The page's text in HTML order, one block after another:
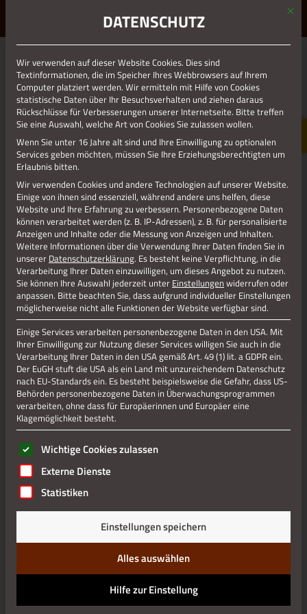
ERLEBE STOLBERG.ERLEBE DICH.
01.01.1970
DAHMEN_NEU
Jetzt teilen
Jetzt teilen
Impressum
Mit
DATENSCHUTZ
Wir verwenden auf dieser Website Cookies. Dies sind
Textinformationen, die im Speicher Ihres Webbrowsers auf Ihrem
Computer platziert werden. Wir ermitteln mit Hilfe von Cookies
statistische Daten über Ihr Besuchsverhalten und ziehen daraus
Rückschlüsse für Verbesserungen unserer Internetseite. Bitte treffen
Sie eine Auswahl, welche Art von Cookies Sie zulassen wollen.
Wenn Sie unter 16 Jahre alt sind und Ihre Einwilligung zu optionalen
Services geben möchten, müssen Sie Ihre Erziehungsberechtigten um
Erlaubnis bitten.
Wir verwenden Cookies und andere Technologien auf unserer Website.
Einige von ihnen sind essenziell, während andere uns helfen, diese
Website und Ihre Erfahrung zu verbessern. Personenbezogene Daten
können verarbeitet werden (z. B. IP-Adressen), z. B. für personalisierte
Anzeigen und Inhalte oder die Messung von Anzeigen und Inhalten.
Weitere Informationen über die Verwendung Ihrer Daten finden Sie in
unserer Datenschutzerklärung. Es besteht keine Verpflichtung, in die
Verarbeitung Ihrer Daten einzuwilligen, um dieses Angebot zu nutzen.
Sie können Ihre Auswahl jederzeit unter Einstellungen widerrufen oder
anpassen. Bitte beachten Sie, dass aufgrund individueller Einstellungen
möglicherweise nicht alle Funktionen der Website verfügbar sind.
Einige Services verarbeiten personenbezogene Daten in den USA. Mit
Ihrer Einwilligung zur Nutzung dieser Services willigen Sie auch in die
Verarbeitung Ihrer Daten in den USA gemäß Art. 49 (1) lit. a GDPR ein.
Der EuGH stuft die USA als ein Land mit unzureichendem Datenschutz
nach EU-Standards ein. Es besteht beispielsweise die Gefahr, dass US-
Behörden personenbezogene Daten in Überwachungsprogrammen
verarbeiten, ohne dass für Europäerinnen und Europäer eine
Klagemöglichkeit besteht.
Es folgt eine Liste der Service-Gruppen, für die eine
Wichtige Cookies zulassen
Externe Dienste
Statistiken
Einstellungen speichern
Alles auswählen
Hilfe zur Einstellung